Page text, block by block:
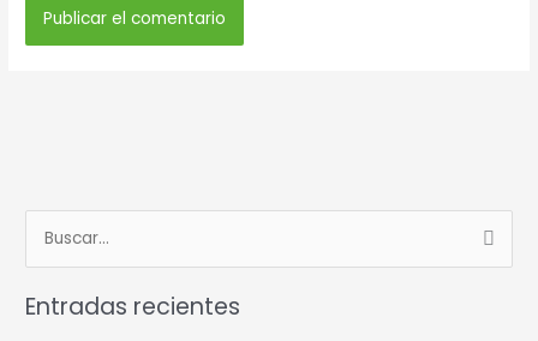
u
s
Entradas recientes